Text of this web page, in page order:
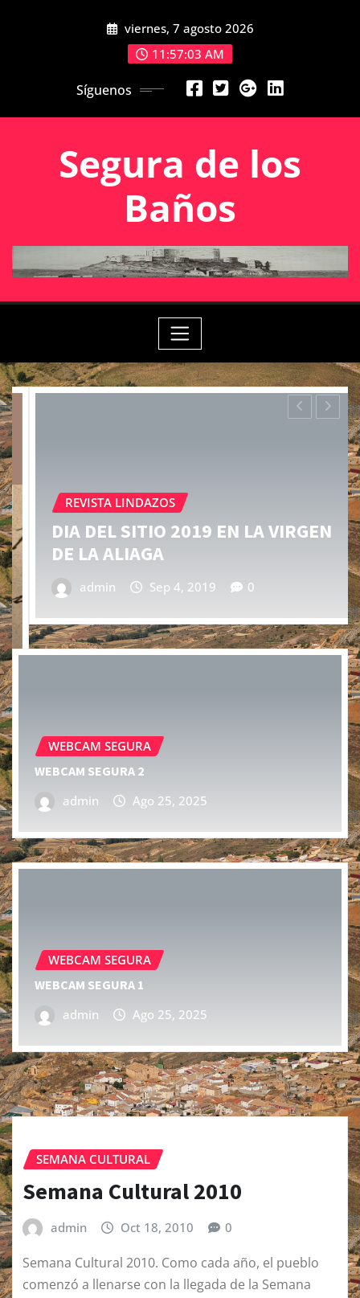
viernes, 7 agosto 2026
11:57:04 AM
Síguenos
Segura de los
Baños
REVISTA LINDAZOS
DIA DEL SITIO 2019 EN LA VIRGEN
DE LA ALIAGA
admin Sep 4, 2019 0
WEBCAM SEGURA
WEBCAM SEGURA 2
admin
Ago 25, 2025
WEBCAM SEGURA
WEBCAM SEGURA 1
admin
Ago 25, 2025
SEMANA CULTURAL
Semana Cultural 2010
admin Oct 18, 2010 0
Semana Cultural 2010. Como cada año, el pueblo
comenzó a llenarse con la llegada de la Semana